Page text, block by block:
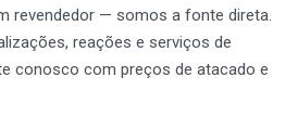
revendedor — somos a fonte direta.
reações e serviços de
conosco com preços de atacado e